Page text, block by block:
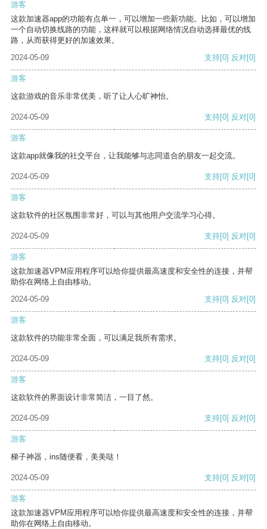
游客
这款加速器app的功能有点单一，可以增加一些新功能。比如，可以增加
一个自动切换线路的功能，这样就可以根据网络情况自动选择最优的线
路，从而获得更好的加速效果。
2024-05-09
支持[0] 反对[0]
游客
这款游戏的音乐非常优美，听了让人心旷神怡。
2024-05-09 支持[0] 反对[0]
游客
这款app就像我的社交平台，让我能够与志同道合的朋友一起交流。
2024-05-09 支持[0] 反对[0]
游客
这款软件的社区氛围非常好，可以与其他用户交流学习心得。
2024-05-09 支持[0] 反对[0]
游客
这款加速器VPM应用程序可以给你提供最高速度和安全性的连接，并帮
助你在网络上自由移动。
2024-05-09
支持[0] 反对[0]
游客
这款软件的功能非常全面，可以满足我所有需求。
2024-05-09 支持[0] 反对[0]
游客
这款软件的界面设计非常简洁，一目了然。
2024-05-09 支持[0] 反对[0]
游客
梯子神器，ins随便看，美美哒！
2024-05-09 支持[0] 反对[0]
游客
这款加速器VPM应用程序可以给你提供最高速度和安全性的连接，并帮
助你在网络上自由移动。